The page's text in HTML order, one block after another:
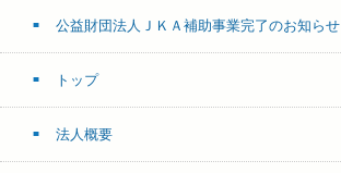
公益財団法人ＪＫＡ補助事業完了のお知らせ
トップ
法人概要